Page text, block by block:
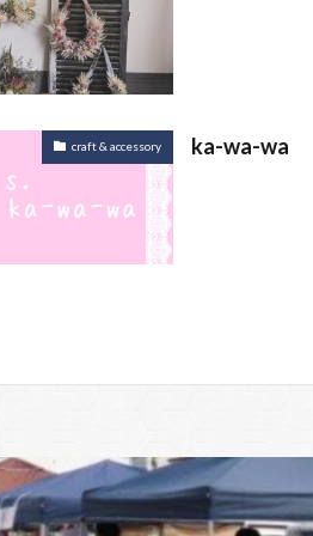
craft & accessory ka-wa-wa